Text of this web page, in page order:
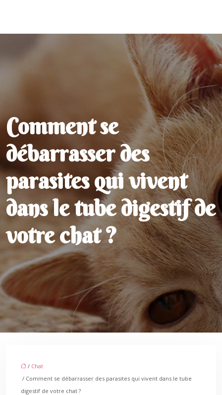
Comment se
débarrasser des
parasites qui vivent
dans le tube digestif de
votre chat ?
/ Chat
/ Comment se débarrasser des parasites qui vivent dans le tube
digestif de votre chat ?